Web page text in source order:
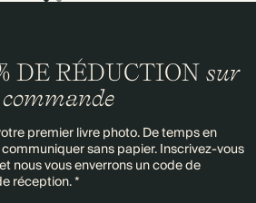
DE RÉDUCTION sur
premier livre photo. De temps en
sans papier. Inscrivez-vous
nous vous enverrons un code de
réception. *